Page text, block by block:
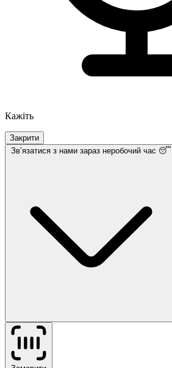
Кажіть
Закрити
Звʼязатися з нами зараз неробочий час 😴